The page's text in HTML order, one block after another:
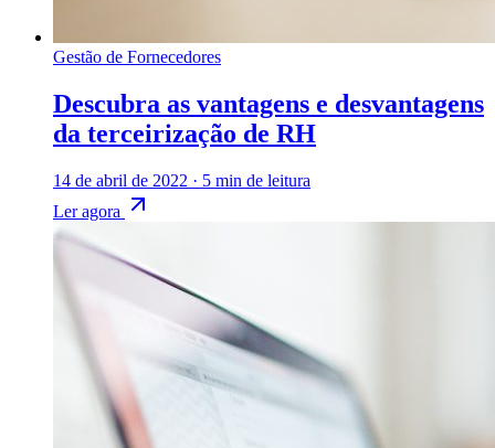
Gestão de Fornecedores
Descubra as vantagens e desvantagens
da terceirização de RH
14 de abril de 2022 · 5 min de leitura
Ler agora